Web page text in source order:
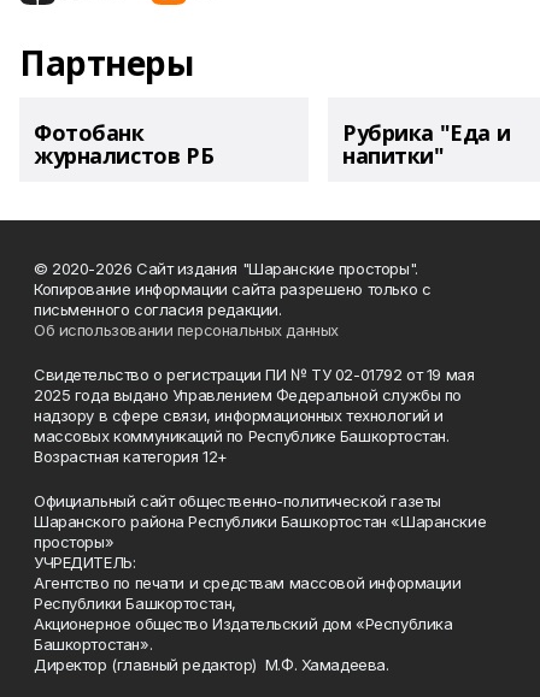
Партнеры
Фотобанк
журналистов РБ
Рубрика "Еда и
напитки"
© 2020-2026 Сайт издания "Шаранские просторы".
Копирование информации сайта разрешено только с
письменного согласия редакции.
Об использовании персональных данных
Свидетельство о регистрации ПИ № ТУ 02-01792 от 19 мая
2025 года выдано Управлением Федеральной службы по
надзору в сфере связи, информационных технологий и
массовых коммуникаций по Республике Башкортостан.
Возрастная категория 12+
Официальный сайт общественно-политической газеты
Шаранского района Республики Башкортостан «Шаранские
просторы»
УЧРЕДИТЕЛЬ:
Агентство по печати и средствам массовой информации
Республики Башкортостан,
Акционерное общество Издательский дом «Республика
Башкортостан».
Директор (главный редактор) М.Ф. Хамадеева.